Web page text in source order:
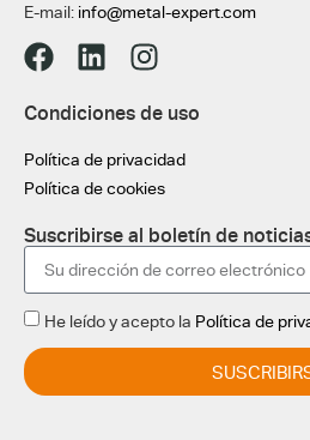
E-mail: info@metal-expert.com
Condiciones de uso
Política de privacidad
Política de cookies
Suscribirse al boletín de
He leído y acepto la Política de